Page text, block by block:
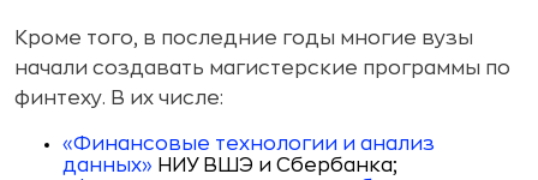
Кроме того, в последние годы многие вузы
начали создавать магистерские программы по
финтеху. В их числе:
«Финансовые технологии и анализ
данных» НИУ ВШЭ и Сбербанка;